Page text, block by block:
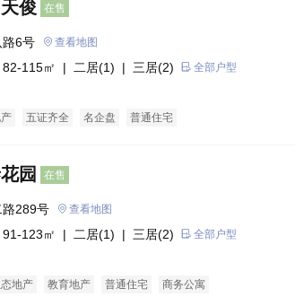
俊 在售
路6号 查看地图
82-115㎡ | 二居(1) | 三居(2) 全部户型
五证齐全 名企盘 普通住宅
园 在售
路289号 查看地图
91-123㎡ | 二居(1) | 三居(2) 全部户型
地产 教育地产 普通住宅 商务公寓